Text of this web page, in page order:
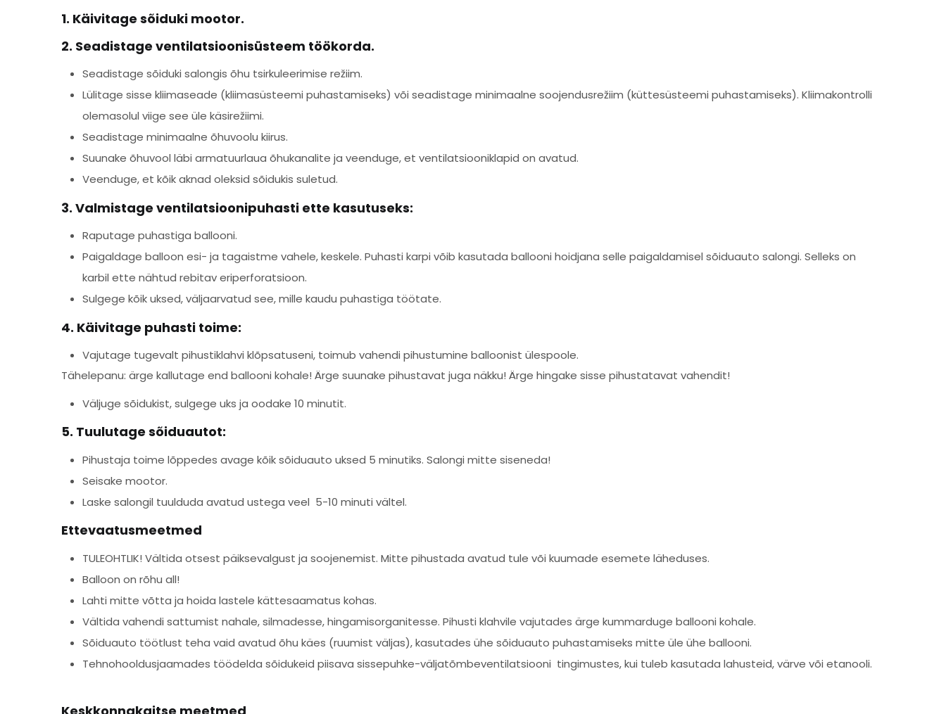
1. Käivitage sõiduki mootor.
2. Seadistage ventilatsioonisüsteem töökorda.
Seadistage sõiduki salongis õhu tsirkuleerimise režiim.
Lülitage sisse kliimaseade (kliimasüsteemi puhastamiseks) või seadistage minimaalne soojendusrežiim (küttesüsteemi puhastamiseks). Kliimakontrolli
olemasolul viige see üle käsirežiimi.
Seadistage minimaalne õhuvoolu kiirus.
Suunake õhuvool läbi armatuurlaua õhukanalite ja veenduge, et ventilatsiooniklapid on avatud.
Veenduge, et kõik aknad oleksid sõidukis suletud.
3. Valmistage ventilatsioonipuhasti ette kasutuseks:
Raputage puhastiga ballooni.
Paigaldage balloon esi- ja tagaistme vahele, keskele. Puhasti karpi võib kasutada ballooni hoidjana selle paigaldamisel sõiduauto salongi. Selleks on
karbil ette nähtud rebitav eriperforatsioon.
Sulgege kõik uksed, väljaarvatud see, mille kaudu puhastiga töötate.
4. Käivitage puhasti toime:
Vajutage tugevalt pihustiklahvi klõpsatuseni, toimub vahendi pihustumine balloonist ülespoole.
Tähelepanu: ärge kallutage end ballooni kohale! Ärge suunake pihustavat juga näkku! Ärge hingake sisse pihustatavat vahendit!
Väljuge sõidukist, sulgege uks ja oodake 10 minutit.
5. Tuulutage sõiduautot:
Pihustaja toime lõppedes avage kõik sõiduauto uksed 5 minutiks. Salongi mitte siseneda!
Seisake mootor.
Laske salongil tuulduda avatud ustega veel 5-10 minuti vältel.
Ettevaatusmeetmed
TULEOHTLIK! Vältida otsest päiksevalgust ja soojenemist. Mitte pihustada avatud tule või kuumade esemete läheduses.
Balloon on rõhu all!
Lahti mitte võtta ja hoida lastele kättesaamatus kohas.
Vältida vahendi sattumist nahale, silmadesse, hingamisorganitesse. Pihusti klahvile vajutades ärge kummarduge ballooni kohale.
Sõiduauto töötlust teha vaid avatud õhu käes (ruumist väljas), kasutades ühe sõiduauto puhastamiseks mitte üle ühe ballooni.
Tehnohooldusjaamades töödelda sõidukeid piisava sissepuhke-väljatõmbeventilatsiooni tingimustes, kui tuleb kasutada lahusteid, värve või etanooli.